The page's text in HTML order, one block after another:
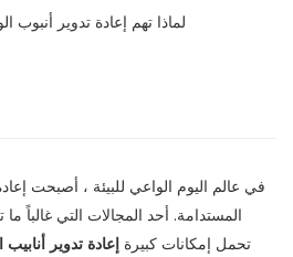
لماذا تهم إعادة تدوير
في عالم اليوم الواعي للبيئة ، أصبحت
المستدامة. أحد المجالات التي غالباً
تحمل إمكانات كبيرة إعادة تدوير